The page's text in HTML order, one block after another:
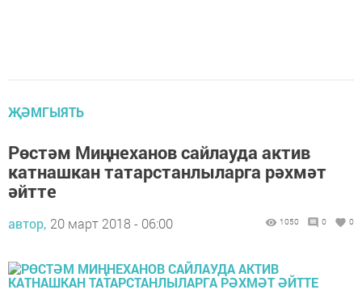
ҖӘМГЫЯТЬ
Рөстәм Миңнеханов сайлауда актив
катнашкан татарстанлыларга рәхмәт
әйтте
автор, 20 март 2018 - 06:00 1050 0 0